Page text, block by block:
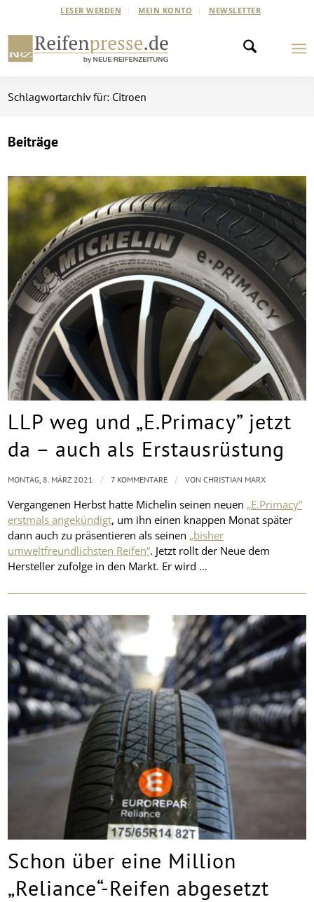
LESER WERDEN MEIN KONTO NEWSLETTER
Schlagwortarchiv für: Citroen
Beiträge
LLP weg und „E.Primacy” jetzt
da – auch als Erstausrüstung
Vergangenen Herbst hatte Michelin seinen neuen „E.Primacy”
erstmals angekündigt, um ihn einen knappen Monat später
dann auch zu präsentieren als seinen „bisher
umweltfreundlichsten Reifen“. Jetzt rollt der Neue dem
Hersteller zufolge in den Markt. Er wird …
MONTAG, 8. MÄRZ 2021 / 7 KOMMENTARE / VONCHRISTIAN MARX
Schon über eine Million
„Reliance“-Reifen abgesetzt